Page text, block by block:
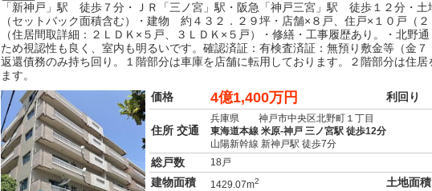
「新神戸」駅 徒歩７分・ＪＲ「三ノ宮」駅・阪急「神戸三宮」駅 徒歩１２分・
（セットバック面積含む）・建物 約４３２．２９坪・店舗×８戸、住戸×１０戸（２
（住居間取詳細：２ＬＤＫ×５戸、３ＬＤＫ×５戸）・修繕・工事履歴あり。・北野
ため視認性も良く、室内も明るいです。確認済証：有検査済証：無預り敷金等（金７
返還債務のみ持ち回り。１階部分は車庫を店舗に転用しております。２階部分は住居
ます。
価格
4億1,400万円 利回り
住所 交通
兵庫県 神戸市中央区北野町１丁目
東海道本線 米原-神戸 三ノ宮駅 徒歩12分
山陽新幹線 新神戸駅 徒歩7分
総戸数 18戸
建物面積 1429.07m2 土地面積